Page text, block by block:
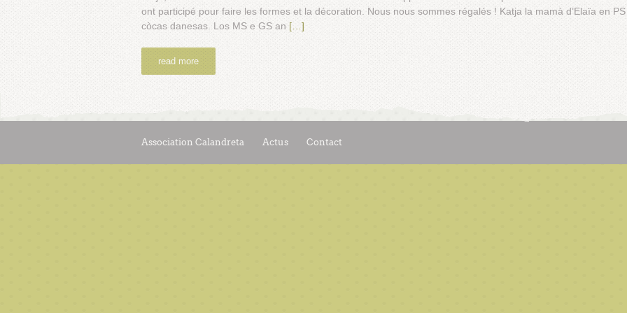
ont participé pour faire les formes et la décoration. Nous nous sommes régalés ! Katja la mamà d’Elaïa en
còcas danesas. Los MS e GS an […]
read more
Association Calandreta Actus Contact